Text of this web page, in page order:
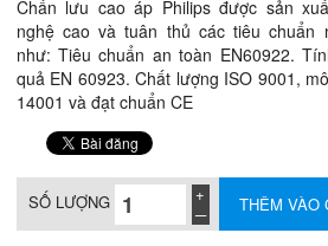
Chấn lưu cao áp Philips được sản
nghệ cao và tuân thủ các tiêu chuẩn
như: Tiêu chuẩn an toàn EN60922.
quả EN 60923. Chất lượng ISO 9001,
14001 và đạt chuẩn CE
SỐ LƯỢNG THÊM VÀO